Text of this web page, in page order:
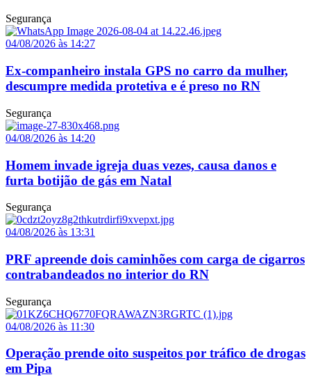
Segurança
04/08/2026 às 14:27
Ex-companheiro instala GPS no carro da mulher,
descumpre medida protetiva e é preso no RN
Segurança
04/08/2026 às 14:20
Homem invade igreja duas vezes, causa danos e
furta botijão de gás em Natal
Segurança
04/08/2026 às 13:31
PRF apreende dois caminhões com carga de cigarros
contrabandeados no interior do RN
Segurança
04/08/2026 às 11:30
Operação prende oito suspeitos por tráfico de drogas
em Pipa